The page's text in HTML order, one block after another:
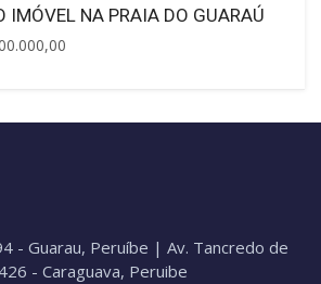
IMÓVEL NA PRAIA DO GUARAÚ
- Guarau, Peruíbe | Av. Tancredo de
- Caraguava, Peruibe